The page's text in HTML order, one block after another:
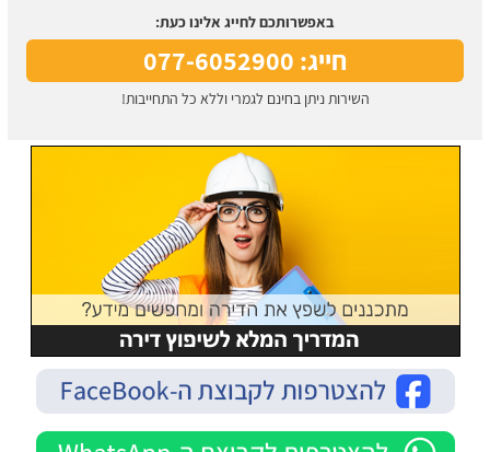
באפשרותכם לחייג אלינו כעת:
חייג: 077-6052900
השירות ניתן בחינם לגמרי וללא כל התחייבות!